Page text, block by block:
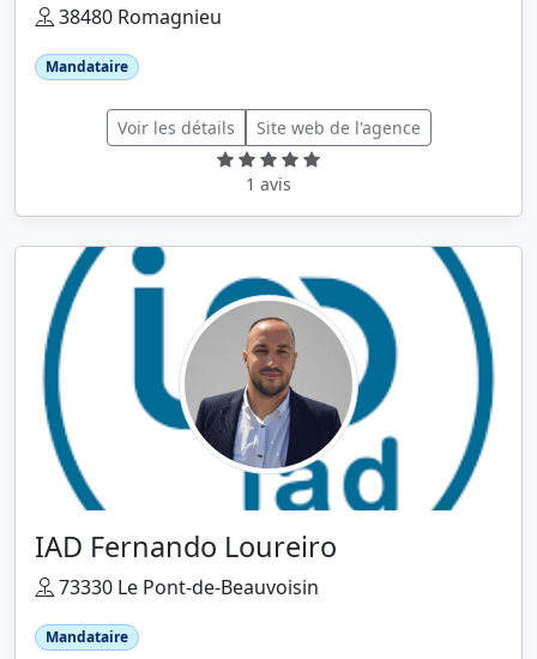
38480 Romagnieu
Mandataire
Voir les détails Site web de l'agence
1 avis
IAD Fernando Loureiro
73330 Le Pont-de-Beauvoisin
Mandataire